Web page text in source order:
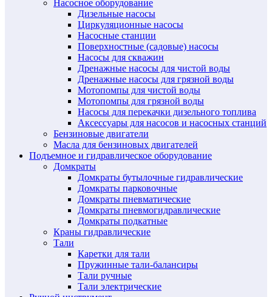
Насосное оборудование
Дизельные насосы
Циркуляционные насосы
Насосные станции
Поверхностные (садовые) насосы
Насосы для скважин
Дренажные насосы для чистой воды
Дренажные насосы для грязной воды
Мотопомпы для чистой воды
Мотопомпы для грязной воды
Насосы для перекачки дизельного топлива
Аксессуары для насосов и насосных станций
Бензиновые двигатели
Масла для бензиновых двигателей
Подъемное и гидравлическое оборудование
Домкраты
Домкраты бутылочные гидравлические
Домкраты парковочные
Домкраты пневматические
Домкраты пневмогидравлические
Домкраты подкатные
Краны гидравлические
Тали
Каретки для тали
Пружинные тали-балансиры
Тали ручные
Тали электрические